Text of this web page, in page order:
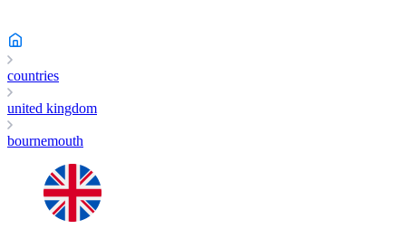
countries
united kingdom
bournemouth